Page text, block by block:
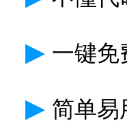
▶ 一键免
▶ 简单易